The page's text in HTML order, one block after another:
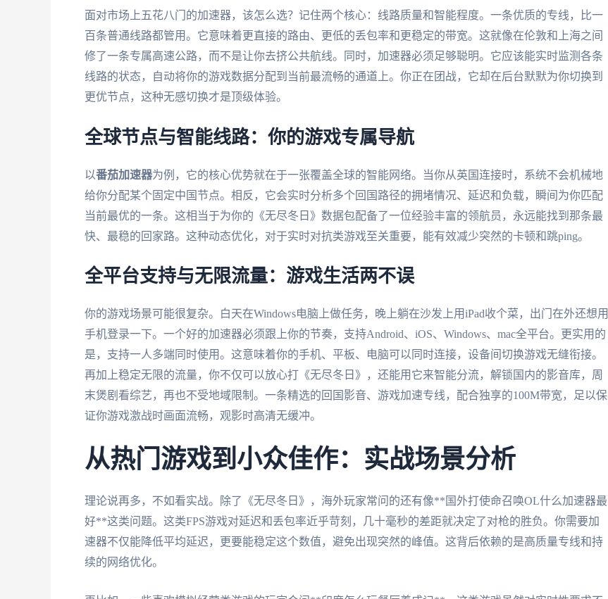
面对市场上五花八门的加速器，该怎么选？记住两个核心：线路质量和智能程度。一条优质的专线，比一
百条普通线路都管用。它意味着更直接的路由、更低的丢包率和更稳定的带宽。这就像在伦敦和上海之间
修了一条专属高速公路，而不是让你去挤公共航线。同时，加速器必须足够聪明。它应该能实时监测各条
线路的状态，自动将你的游戏数据分配到当前最流畅的通道上。你正在团战，它却在后台默默为你切换到
更优节点，这种无感切换才是顶级体验。
全球节点与智能线路：你的游戏专属导航
以番茄加速器为例，它的核心优势就在于一张覆盖全球的智能网络。当你从英国连接时，系统不会机械地
给你分配某个固定中国节点。相反，它会实时分析多个回国路径的拥堵情况、延迟和负载，瞬间为你匹配
当前最优的一条。这相当于为你的《无尽冬日》数据包配备了一位经验丰富的领航员，永远能找到那条最
快、最稳的回家路。这种动态优化，对于实时对抗类游戏至关重要，能有效减少突然的卡顿和跳ping。
全平台支持与无限流量：游戏生活两不误
你的游戏场景可能很复杂。白天在Windows电脑上做任务，晚上躺在沙发上用iPad收个菜，出门在外还想用
手机登录一下。一个好的加速器必须跟上你的节奏，支持Android、iOS、Windows、mac全平台。更实用的
是，支持一人多端同时使用。这意味着你的手机、平板、电脑可以同时连接，设备间切换游戏无缝衔接。
再加上稳定无限的流量，你不仅可以放心打《无尽冬日》，还能用它来智能分流，解锁国内的影音库，周
末煲剧看综艺，再也不受地域限制。一条精选的回国影音、游戏加速专线，配合独享的100M带宽，足以保
证你游戏激战时画面流畅，观影时高清无缓冲。
从热门游戏到小众佳作：实战场景分析
理论说再多，不如看实战。除了《无尽冬日》，海外玩家常问的还有像**国外打使命召唤OL什么加速器最
好**这类问题。这类FPS游戏对延迟和丢包率近乎苛刻，几十毫秒的差距就决定了对枪的胜负。你需要加
速器不仅能降低平均延迟，更要能稳定这个数值，避免出现突然的峰值。这背后依赖的是高质量专线和持
续的网络优化。